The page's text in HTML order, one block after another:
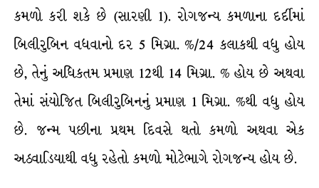
કમળો કરી શકે છે (સારણી 1). રોગજન્ય કમળાના દર્દીમાં
બિલીરુબિન વધવાનો દર 5 મિગ્રા. %/24 કલાકથી વધુ હોય
છે, તેનું અધિકતમ પ્રમાણ 12થી 14 મિગ્રા. % હોય છે અથવા
તેમાં સંયોજિત બિલીરુબિનનું પ્રમાણ 1 મિગ્રા. %થી વધુ હોય
છે. જન્મ પછીના પ્રથમ દિવસે થતો કમળો અથવા એક
અઠવાડિયાથી વધુ રહેતો કમળો મોટેભાગે રોગજન્ય હોય છે.